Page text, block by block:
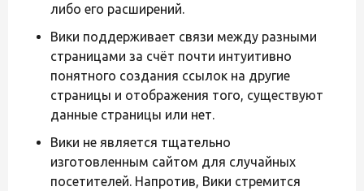
либо его расширений.
Вики поддерживает связи между разными
страницами за счёт почти интуитивно
понятного создания ссылок на другие
страницы и отображения того, существуют
данные страницы или нет.
Вики не является тщательно
изготовленным сайтом для случайных
посетителей. Напротив, Вики стремится